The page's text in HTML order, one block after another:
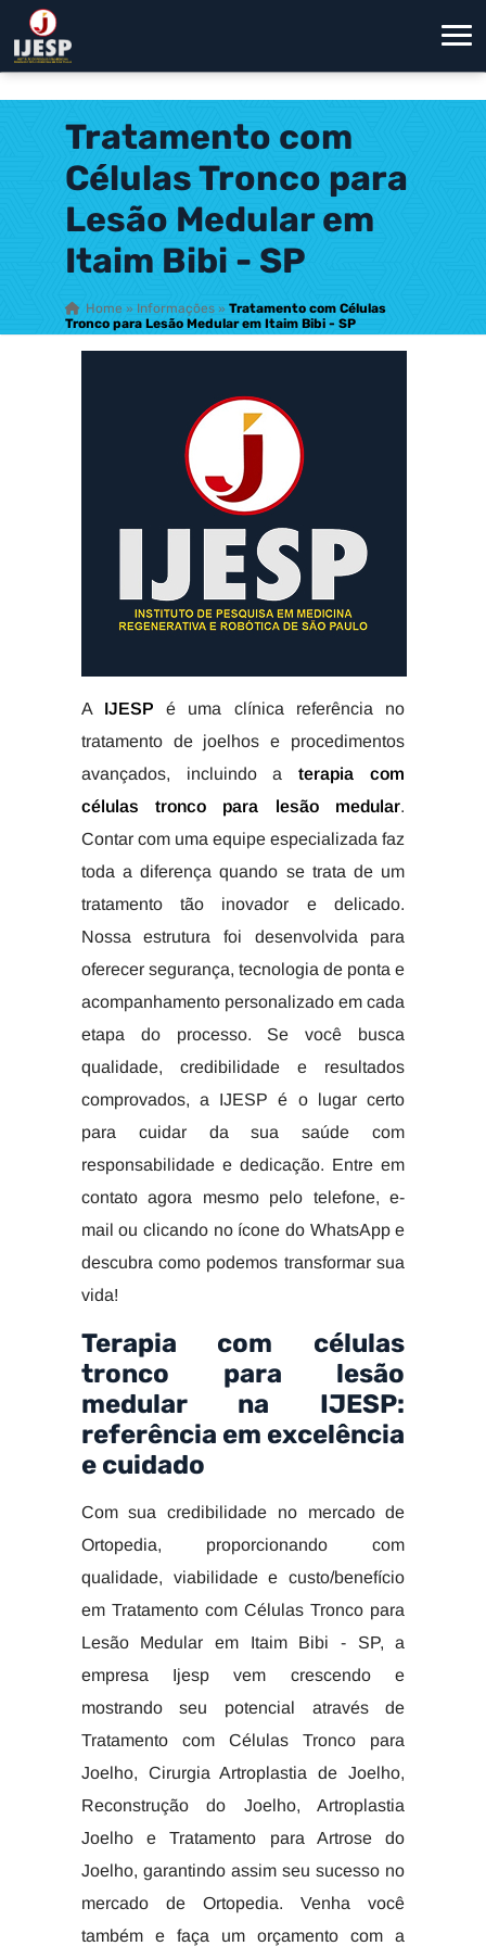
Tratamento com
Células Tronco para
Lesão Medular em
Itaim Bibi - SP
Home » Informações » Tratamento com Células
Tronco para Lesão Medular em Itaim Bibi - SP
A IJESP é uma clínica referência no
tratamento de joelhos e procedimentos
avançados, incluindo aterapia com
células tronco para lesão medular.
Contar com uma equipe especializada faz
toda a diferença quando se trata de um
tratamento tão inovador e delicado.
Nossa estrutura foi desenvolvida para
oferecer segurança, tecnologia de ponta e
acompanhamento personalizado em cada
etapa do processo. Se você busca
qualidade, credibilidade e resultados
comprovados, a IJESP é o lugar certo
para cuidar da sua saúde com
responsabilidade e dedicação. Entre em
contato agora mesmo pelo telefone, e-
mail ou clicando no ícone do WhatsApp e
descubra como podemos transformar sua
vida!
Terapia com células
tronco para lesão
medular na IJESP:
referência em excelência
e cuidado
Com sua credibilidade no mercado de
Ortopedia, proporcionando com
qualidade, viabilidade e custo/benefício
em Tratamento com Células Tronco para
Lesão Medular em Itaim Bibi - SP, a
empresa Ijesp vem crescendo e
mostrando seu potencial através de
Tratamento com Células Tronco para
Joelho, Cirurgia Artroplastia de Joelho,
Reconstrução do Joelho, Artroplastia
Joelho e Tratamento para Artrose do
Joelho, garantindo assim seu sucesso no
mercado de Ortopedia. Venha você
também e faça um orçamento com a